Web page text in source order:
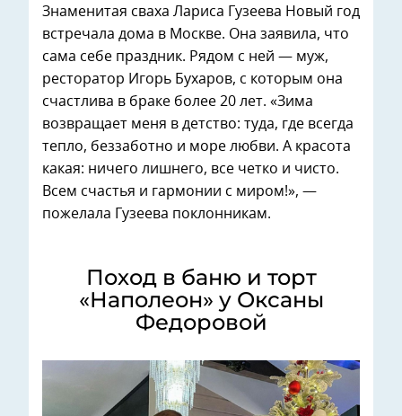
Знаменитая сваха Лариса Гузеева Новый год
встречала дома в Москве. Она заявила, что
сама себе праздник. Рядом с ней — муж,
ресторатор Игорь Бухаров, с которым она
счастлива в браке более 20 лет. «Зима
возвращает меня в детство: туда, где всегда
тепло, беззаботно и море любви. А красота
какая: ничего лишнего, все четко и чисто.
Всем счастья и гармонии с миром!», —
пожелала Гузеева поклонникам.
Поход в баню и торт
«Наполеон» у Оксаны
Федоровой